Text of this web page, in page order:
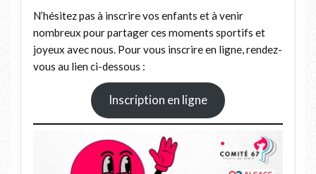
N’hésitez pas à inscrire vos enfants et à venir
nombreux pour partager ces moments sportifs et
joyeux avec nous. Pour vous inscrire en ligne, rendez-
vous au lien ci-dessous :
Inscription en ligne